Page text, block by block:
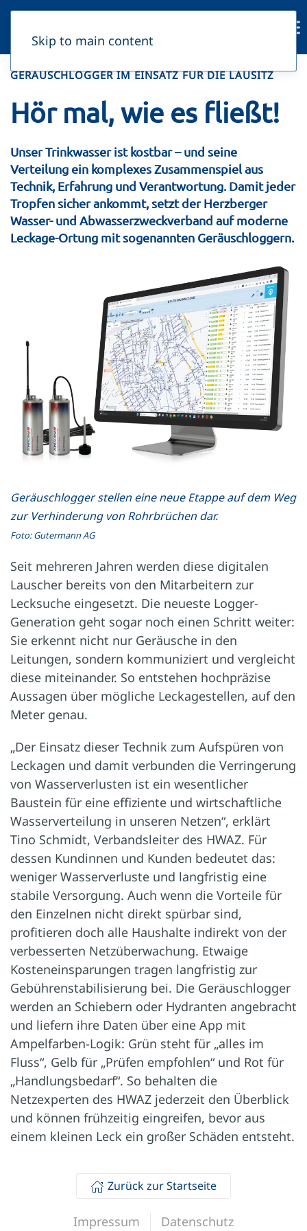
Skip to main content
GERÄUSCHLOGGER IM EINSATZ FÜR DIE LAUSITZ
Hör mal, wie es fließt!
Unser Trinkwasser ist kostbar – und seine
Verteilung ein komplexes Zusammenspiel aus
Technik, Erfahrung und Verantwortung. Damit jeder
Tropfen sicher ankommt, setzt der Herzberger
Wasser- und Abwasserzweckverband auf moderne
Leckage-Ortung mit sogenannten Geräuschloggern.
Geräuschlogger stellen eine neue Etappe auf dem Weg
zur Verhinderung von Rohrbrüchen dar.
Foto: Gutermann AG
Seit mehreren Jahren werden diese digitalen
Lauscher bereits von den Mitarbeitern zur
Lecksuche eingesetzt. Die neueste Logger-
Generation geht sogar noch einen Schritt weiter:
Sie erkennt nicht nur Geräusche in den
Leitungen, sondern kommuniziert und vergleicht
diese miteinander. So entstehen hochpräzise
Aussagen über mögliche Leckagestellen, auf den
Meter genau.
„Der Einsatz dieser Technik zum Aufspüren von
Leckagen und damit verbunden die Verringerung
von Wasserverlusten ist ein wesentlicher
Baustein für eine effiziente und wirtschaftliche
Wasserverteilung in unseren Netzen“, erklärt
Tino Schmidt, Verbandsleiter des HWAZ. Für
dessen Kundinnen und Kunden bedeutet das:
weniger Wasserverluste und langfristig eine
stabile Versorgung. Auch wenn die Vorteile für
den Einzelnen nicht direkt spürbar sind,
profitieren doch alle Haushalte indirekt von der
verbesserten Netzüberwachung. Etwaige
Kosteneinsparungen tragen langfristig zur
Gebührenstabilisierung bei. Die Geräuschlogger
werden an Schiebern oder Hydranten angebracht
und liefern ihre Daten über eine App mit
Ampelfarben-Logik: Grün steht für „alles im
Fluss“, Gelb für „Prüfen empfohlen“ und Rot für
„Handlungsbedarf“. So behalten die
Netzexperten des HWAZ jederzeit den Überblick
und können frühzeitig eingreifen, bevor aus
einem kleinen Leck ein großer Schäden entsteht.
Zurück zur Startseite
Impressum Datenschutz